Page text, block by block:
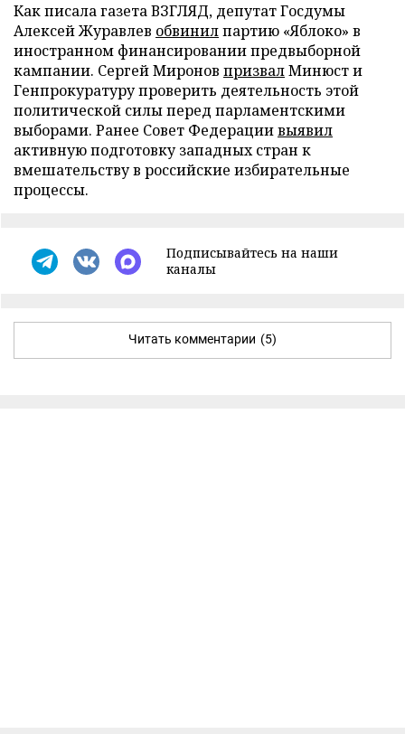
Как писала газета ВЗГЛЯД, депутат Госдумы
Алексей Журавлев обвинилпартию «Яблоко» в
иностранном финансировании предвыборной
кампании. Сергей Миронов призвалМинюст и
Генпрокуратуру проверить деятельность этой
политической силы перед парламентскими
выборами. Ранее Совет Федерациивыявил
активную подготовку западных стран к
вмешательству в российские избирательные
процессы.
Подписывайтесь на наши
каналы
Читать комментарии (5)